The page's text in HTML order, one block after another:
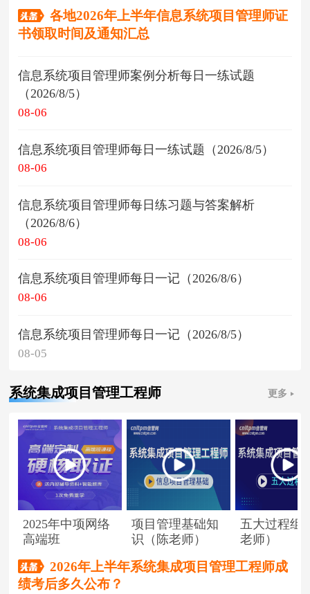
各地2026年上半年信息系统项目管理师证
书领取时间及通知汇总
信息系统项目管理师案例分析每日一练试题
（2026/8/5）
08-06
信息系统项目管理师每日一练试题（2026/8/5）
08-06
信息系统项目管理师每日练习题与答案解析
（2026/8/6）
08-06
信息系统项目管理师每日一记（2026/8/6）
08-06
信息系统项目管理师每日一记（2026/8/5）
08-05
系统集成项目管理工程师 更多
2025年中项网络
高端班
项目管理基础知
识（陈老师）
五大过程组
老师）
2026年上半年系统集成项目管理工程师成
绩考后多久公布？